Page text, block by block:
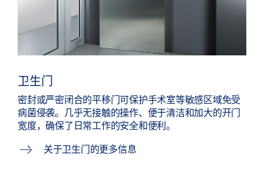
卫生门
密封或严密闭合的平移门可保护手术室等敏感区域免受
病菌侵袭。几乎无接触的操作、便于清洁和加大的开门
宽度，确保了日常工作的安全和便利。
关于卫生门的更多信息